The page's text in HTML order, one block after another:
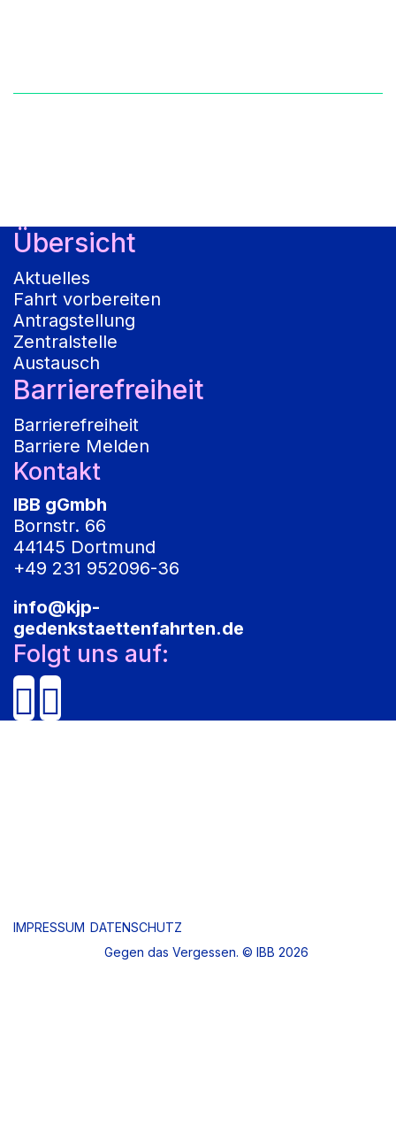
Übersicht
Aktuelles
Fahrt vorbereiten
Antragstellung
Zentralstelle
Austausch
Barrierefreiheit
Barrierefreiheit
Barriere Melden
Kontakt
IBB gGmbh
Bornstr. 66
44145 Dortmund
+49 231 952096-36
info@kjp-
gedenkstaettenfahrten.de
Folgt uns auf:
IMPRESSUM DATENSCHUTZ
Gegen das Vergessen. © IBB 2026